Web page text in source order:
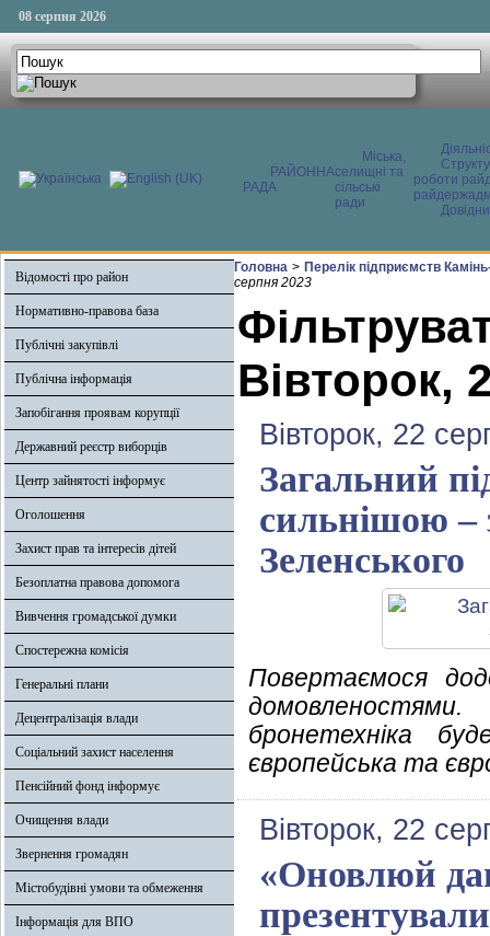
08 серпня 2026
РАЙОННА
РАДА
Міська,
селищні та
сільські
ради
роботи
Відомості про район
Нормативно-правова база
Публічні закупівлі
Публічна інформація
Запобігання проявам корупції
Державний реєстр виборців
Центр зайнятості інформує
Оголошення
Захист прав та інтересів дітей
Безоплатна правова допомога
Вивчення громадської думки
Спостережна комісія
Генеральні плани
Децентралізація влади
Соціальний захист населення
Пенсійний фонд інформує
Очищення влади
Звернення громадян
Містобудівні умови та обмеження
Інформація для ВПО
Головна > Перелік підприємств
серпня 2023
Вівторок,
Вівторок, 22
Загальний
сильнішою –
Зеленського
Повертаємося
бронетехніка
європейська та
Вівторок, 22
«Оновлюй